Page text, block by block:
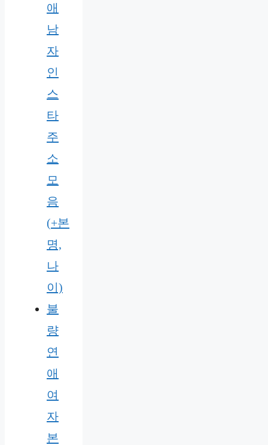
애
남
자
인
스
타
주
소
모
음
(+본
명,
나
이)
불
량
연
애
여
자
본